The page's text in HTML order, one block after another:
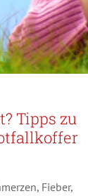
Tipps zu
Fieber,